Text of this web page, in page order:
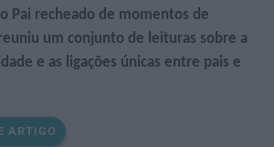
Pai recheado de momentos de
um conjunto de leituras sobre a
e as ligações únicas entre pais e
ARTIGO